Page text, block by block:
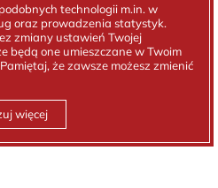
technologii m.in. w
oraz prowadzenia statystyk.
zmiany ustawień Twojej
będą one umieszczane w Twoim
że zawsze możesz zmienić
więcej